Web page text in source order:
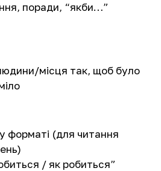
поради, “якби…”
місця так, щоб було
форматі (для читання
/ як робиться”